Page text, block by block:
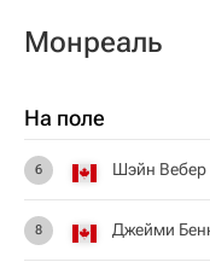
Монреаль
На поле
6 Шэйн Вебер
8 Джейми